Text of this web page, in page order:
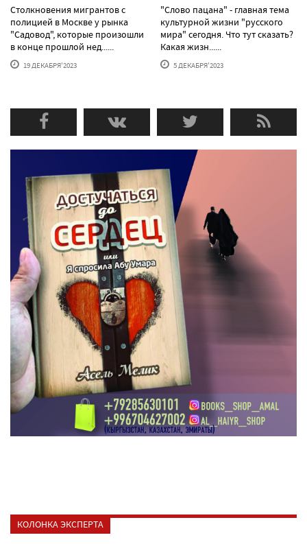
Столкновения мигрантов с
полицией в Москве у рынка
"Садовод", которые произошли
в конце прошлой нед......
19 ДЕКАБРЯ'2023
"Слово пацана" - главная тема
культурной жизни "русского
мира" сегодня. Что тут сказать?
Какая жизн......
5 ДЕКАБРЯ'2023
КОЛОНКА ЭКСПЕРТА